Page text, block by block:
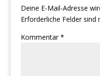
Deine E-Mail-Adresse
Erforderliche Felder sind
Kommentar*